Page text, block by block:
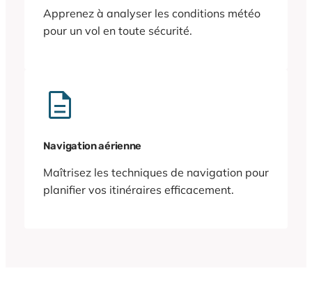
Apprenez à analyser les conditions météo
pour un vol en toute sécurité.
Navigation aérienne
Maîtrisez les techniques de navigation pour
planifier vos itinéraires efficacement.